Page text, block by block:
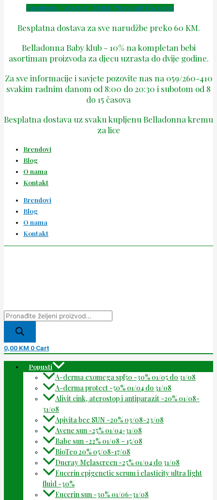
Facebook Instagram Tiktok Phone-alt Envelope
Besplatna dostava za sve narudžbe preko 60 KM.
Belladonna Baby klub - 10% na kompletan bebi
asortiman proizvoda za djecu uzrasta do dvije godine.
Za sve informacije i savjete pozovite nas na 059/260-410
svakim radnim danom od 8:00 do 20:30 i subotom od 8
do 15 časova
Besplatna dostava uz svaku kupljenu Belladonna kremu
za lice
Brendovi
Blog
O nama
Kontakt
Brendovi
Blog
O nama
Kontakt
0,00 KM 0 Cart
Popusti
A-derma exomega spf50 -30% 01/05 do 31/08
A-derma protect -50% 01/04 do 31/08
Alivit cink, aterostop i antiparazit -20% 01/08-
31/08
Apivita bee SUN -20% 03/08-23/08
Avene sun -25% 01/04-31/08
Babe sun -22% 01/08 – 15/08
BioTeo 20% 05/08-17/08
Ducray Melascreen -25% 01/04 do 31/08
Eucerin epigenetic serum i elasticity ultra light
fluid -30%
Eucerin sun -30% 01/06-31/08